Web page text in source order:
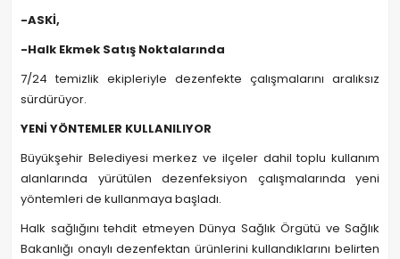
-ASKİ,
-Halk Ekmek Satış Noktalarında
7/24 temizlik ekipleriyle dezenfekte çalışmalarını aralıksız
sürdürüyor.
YENİ YÖNTEMLER KULLANILIYOR
Büyükşehir Belediyesi merkez ve ilçeler dahil toplu kullanım
alanlarında yürütülen dezenfeksiyon çalışmalarında yeni
yöntemleri de kullanmaya başladı.
Halk sağlığını tehdit etmeyen Dünya Sağlık Örgütü ve Sağlık
Bakanlığı onaylı dezenfektan ürünlerini kullandıklarını belirten